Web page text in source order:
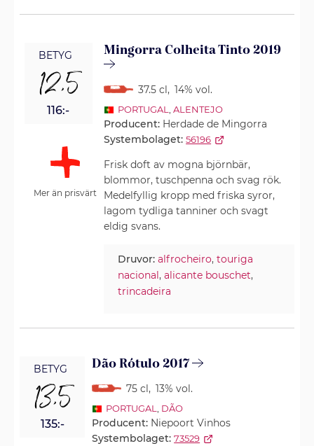
BETYG
12,5
116:-
Mer än prisvärt
Mingorra Colheita Tinto 2019
37.5 cl, 14% vol.
PORTUGAL ALENTEJO
Producent: Herdade de Mingorra
Systembolaget: 56196
Frisk doft av mogna björnbär,
blommor, tuschpenna och svag rök.
Medelfyllig kropp med friska syror,
lagom tydliga tanniner och svagt
eldig svans.
Druvor: alfrocheiro,touriga
nacional,alicante bouschet,
trincadeira
BETYG
13,5
135:-
Dão Rótulo 2017
75 cl, 13% vol.
PORTUGAL DÃO
Producent: Niepoort Vinhos
Systembolaget: 73529